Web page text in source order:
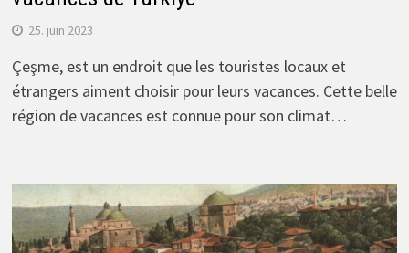
25. juin 2023
Çeşme, est un endroit que les touristes locaux et
étrangers aiment choisir pour leurs vacances. Cette belle
région de vacances est connue pour son climat…